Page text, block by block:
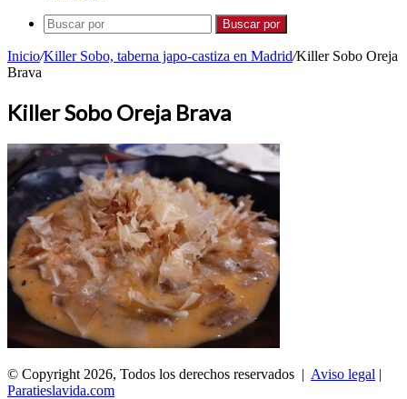
Buscar por
Inicio/Killer Sobo, taberna japo-castiza en Madrid/Killer Sobo Oreja
Brava
Killer Sobo Oreja Brava
© Copyright 2026, Todos los derechos reservados | Aviso legal |
Paratieslavida.com